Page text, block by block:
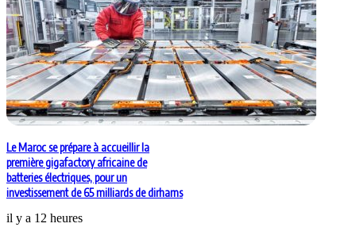
Le Maroc se prépare à accueillir la
première gigafactory africaine de
batteries électriques, pour un
investissement de 65 milliards de dirhams
il y a 12 heures